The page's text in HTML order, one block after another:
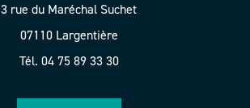
3 rue du Maréchal Suchet
07110 Largentière
Tél. 04 75 89 33 30